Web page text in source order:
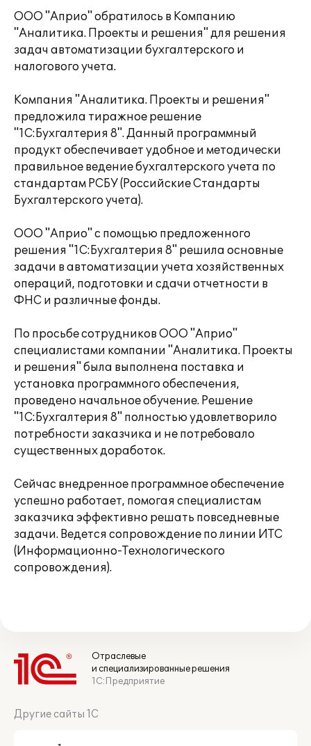
ООО "Априо" обратилось в Компанию
"Аналитика. Проекты и решения" для решения
задач автоматизации бухгалтерского и
налогового учета.
Компания "Аналитика. Проекты и решения"
предложила тиражное решение
"1С:Бухгалтерия 8". Данный программный
продукт обеспечивает удобное и методически
правильное ведение бухгалтерского учета по
стандартам РСБУ (Российские Стандарты
Бухгалтерского учета).
ООО "Априо" с помощью предложенного
решения "1С:Бухгалтерия 8" решила основные
задачи в автоматизации учета хозяйственных
операций, подготовки и сдачи отчетности в
ФНС и различные фонды.
По просьбе сотрудников ООО "Априо"
специалистами компании "Аналитика. Проекты
и решения" была выполнена поставка и
установка программного обеспечения,
проведено начальное обучение. Решение
"1С:Бухгалтерия 8" полностью удовлетворило
потребности заказчика и не потребовало
существенных доработок.
Сейчас внедренное программное обеспечение
успешно работает, помогая специалистам
заказчика эффективно решать повседневные
задачи. Ведется сопровождение по линии ИТС
(Информационно-Технологического
сопровождения).
Отраслевые
и специализированные решения
1С:Предприятие
Другие сайты 1С